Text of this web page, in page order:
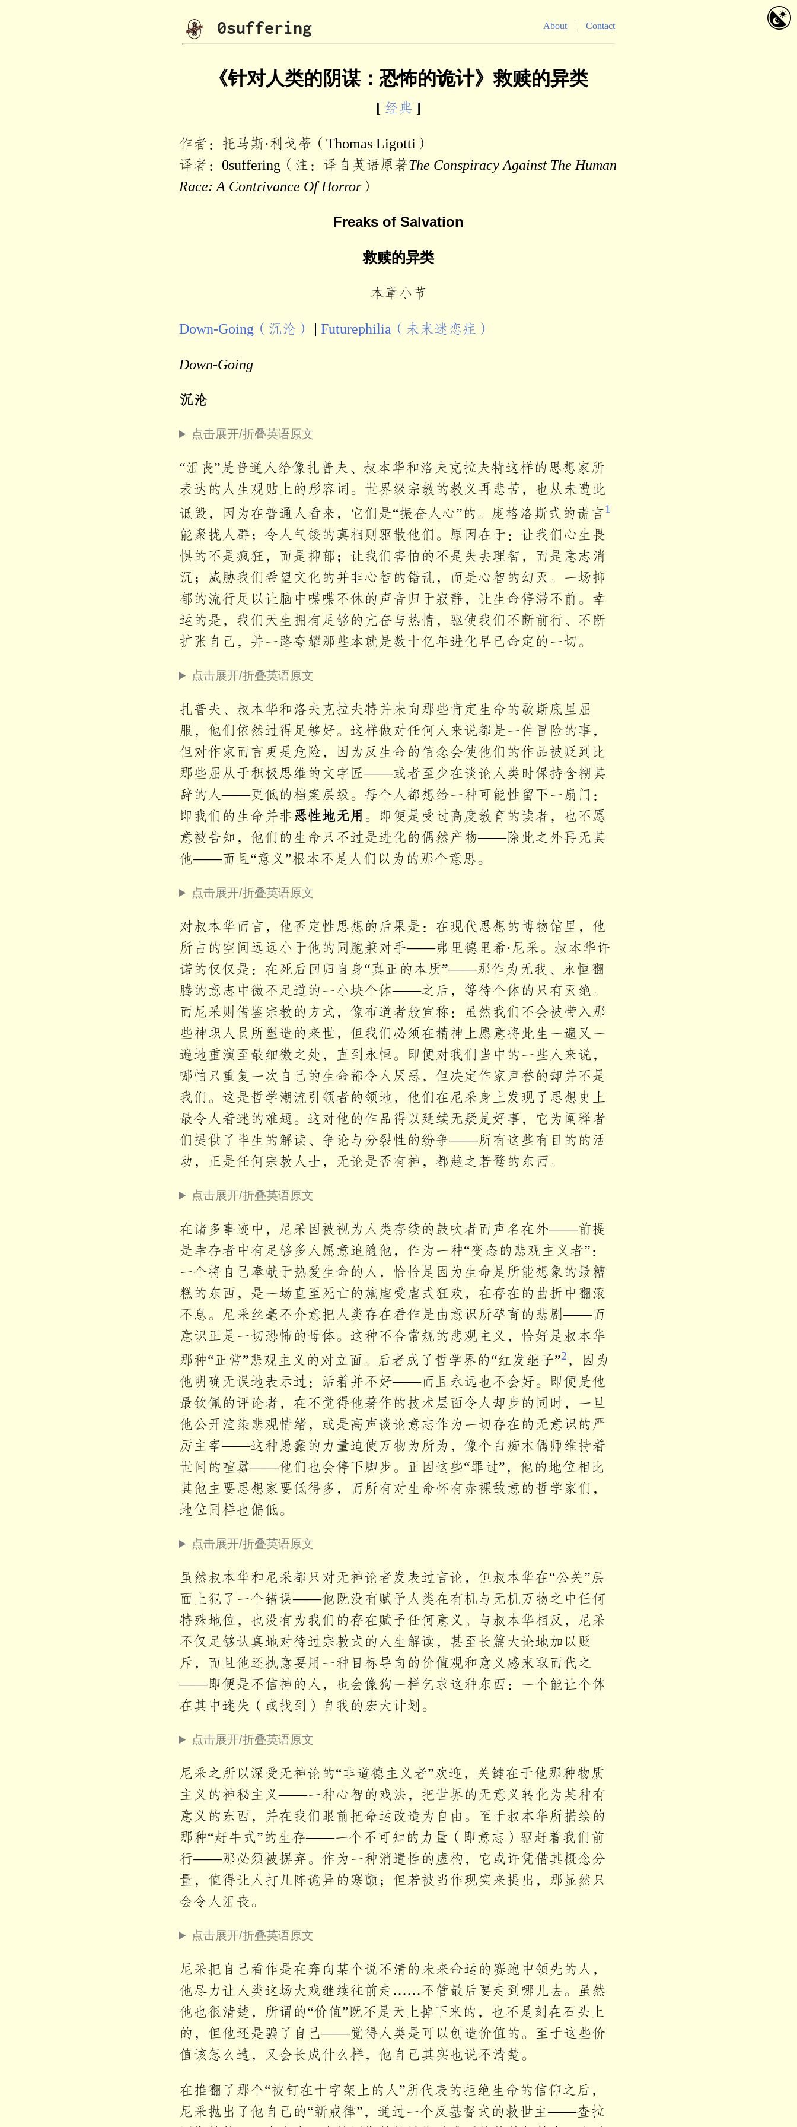
0suffering About Contact
《针对人类的阴谋：恐怖的诡计》救赎的异类
[ 经典 ]
作者：托马斯·利戈蒂（Thomas Ligotti）
译者：0suffering（注：译自英语原著The Conspiracy Against The Human
Race: A Contrivance Of Horror）
Freaks of Salvation
救赎的异类
本章小节
Down-Going（沉沦） Futurephilia（未来迷恋症）
Down-Going
沉沦
点击展开/折叠英语原文
“沮丧”是普通人给像扎普夫、叔本华和洛夫克拉夫特这样的思想家所
表达的人生观贴上的形容词。世界级宗教的教义再悲苦，也从未遭此
诋毁，因为在普通人看来，它们是“振奋人心”的。庞格洛斯式的谎言1
能聚拢人群；令人气馁的真相则驱散他们。原因在于：让我们心生畏
惧的不是疯狂，而是抑郁；让我们害怕的不是失去理智，而是意志消
沉；威胁我们希望文化的并非心智的错乱，而是心智的幻灭。一场抑
郁的流行足以让脑中喋喋不休的声音归于寂静，让生命停滞不前。幸
运的是，我们天生拥有足够的亢奋与热情，驱使我们不断前行、不断
扩张自己，并一路夸耀那些本就是数十亿年进化早已命定的一切。
点击展开/折叠英语原文
扎普夫、叔本华和洛夫克拉夫特并未向那些肯定生命的歇斯底里屈
服，他们依然过得足够好。这样做对任何人来说都是一件冒险的事，
但对作家而言更是危险，因为反生命的信念会使他们的作品被贬到比
那些屈从于积极思维的文字匠——或者至少在谈论人类时保持含糊其
辞的人——更低的档案层级。每个人都想给一种可能性留下一扇门：
即我们的生命并非 恶性地无用 。即便是受过高度教育的读者，也不愿
意被告知，他们的生命只不过是进化的偶然产物——除此之外再无其
他——而且“意义”根本不是人们以为的那个意思。
点击展开/折叠英语原文
对叔本华而言，他否定性思想的后果是：在现代思想的博物馆里，他
所占的空间远远小于他的同胞兼对手——弗里德里希·尼采。叔本华许
诺的仅仅是：在死后回归自身“真正的本质”——那作为无我、永恒翻
腾的意志中微不足道的一小块个体——之后，等待个体的只有灭绝。
而尼采则借鉴宗教的方式，像布道者般宣称：虽然我们不会被带入那
些神职人员所塑造的来世，但我们必须在精神上愿意将此生一遍又一
遍地重演至最细微之处，直到永恒。即便对我们当中的一些人来说，
哪怕只重复一次自己的生命都令人厌恶，但决定作家声誉的却并不是
我们。这是哲学潮流引领者的领地，他们在尼采身上发现了思想史上
最令人着迷的难题。这对他的作品得以延续无疑是好事，它为阐释者
们提供了毕生的解读、争论与分裂性的纷争——所有这些有目的的活
动，正是任何宗教人士，无论是否有神，都趋之若鹜的东西。
点击展开/折叠英语原文
在诸多事迹中，尼采因被视为人类存续的鼓吹者而声名在外——前提
是幸存者中有足够多人愿意追随他，作为一种“变态的悲观主义者”：
一个将自己奉献于热爱生命的人，恰恰是因为生命是所能想象的最糟
糕的东西，是一场直至死亡的施虐受虐式狂欢，在存在的曲折中翻滚
不息。尼采丝毫不介意把人类存在看作是由意识所孕育的悲剧——而
意识正是一切恐怖的母体。这种不合常规的悲观主义，恰好是叔本华
那种“正常”悲观主义的对立面。后者成了哲学界的“红发继子”2 ，因为
他明确无误地表示过：活着并不好——而且永远也不会好。即便是他
最钦佩的评论者，在不觉得他著作的技术层面令人却步的同时，一旦
他公开渲染悲观情绪，或是高声谈论意志作为一切存在的无意识的严
厉主宰——这种愚蠢的力量迫使万物为所为，像个白痴木偶师维持着
世间的喧嚣——他们也会停下脚步。正因这些“罪过”，他的地位相比
其他主要思想家要低得多，而所有对生命怀有赤裸敌意的哲学家们，
地位同样也偏低。
点击展开/折叠英语原文
虽然叔本华和尼采都只对无神论者发表过言论，但叔本华在“公关”层
面上犯了一个错误——他既没有赋予人类在有机与无机万物之中任何
特殊地位，也没有为我们的存在赋予任何意义。与叔本华相反，尼采
不仅足够认真地对待过宗教式的人生解读，甚至长篇大论地加以贬
斥，而且他还执意要用一种目标导向的价值观和意义感来取而代之
——即便是不信神的人，也会像狗一样乞求这种东西：一个能让个体
在其中迷失（或找到）自我的宏大计划。
点击展开/折叠英语原文
尼采之所以深受无神论的“非道德主义者”欢迎，关键在于他那种物质
主义的神秘主义——一种心智的戏法，把世界的无意义转化为某种有
意义的东西，并在我们眼前把命运改造为自由。至于叔本华所描绘的
那种“赶牛式”的生存——一个不可知的力量（即意志）驱赶着我们前
行——那必须被摒弃。作为一种消遣性的虚构，它或许凭借其概念分
量，值得让人打几阵诡异的寒颤；但若被当作现实来提出，那显然只
会令人沮丧。
点击展开/折叠英语原文
尼采把自己看作是在奔向某个说不清的未来命运的赛跑中领先的人，
他尽力让人类这场大戏继续往前走……不管最后要走到哪儿去。虽然
他也很清楚，所谓的“价值”既不是天上掉下来的，也不是刻在石头上
的，但他还是骗了自己——觉得人类是可以创造价值的。至于这些价
值该怎么造，又会长成什么样，他自己其实也说不清楚。
在推翻了那个“被钉在十字架上的人”所代表的拒绝生命的信仰之后，
尼采抛出了他自己的“新戒律”，通过一个反基督式的救世主——查拉